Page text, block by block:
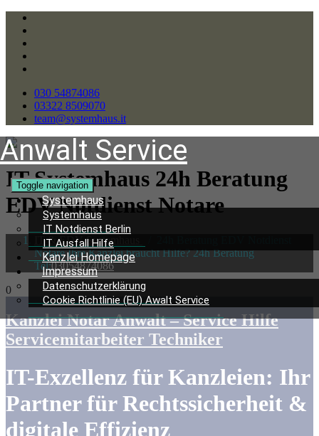
030 54874086
03322 8509070
team@systemhaus.it
Anwalt Service
Toggle navigation
Systemhaus
Systemhaus
IT Notdienst Berlin
IT Ausfall Hilfe
Kanzlei Homepage
Impressum
Datenschutzerklärung
Cookie Richtlinie (EU) Awalt Service
IT Systemhaus 24h Beratung
EDV Notdienst Notare
IT & EDV Systemhaus
Notare Ihre Kanzlei braucht Hilfe? 24h Beratung
Tel:03054874086
0
Kanzlei Notar Anwalt – Service Hilfe
Servicemitarbeiter Techniker
IT-Exzellenz für Kanzleien: Ihr
Partner für Rechtssicherheit &
digitale Effizienz